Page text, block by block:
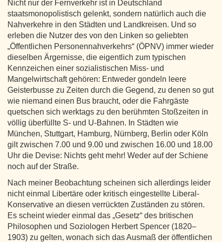
Nicht nur der Fernverkehr ist in Deutschland
staatsmonopolistisch gelenkt, sondern natürlich auch die
Nahverkehre in den Städten und Landkreisen. Und so
erleben die Nutzer des von den Linken so geliebten
„Öffentlichen Personennahverkehrs“ (ÖPNV) immer wieder
dieselben Ärgernisse, die eigentlich zum typischen
Kennzeichen einer sozialistischen Miss- und
Mangelwirtschaft gehören: Entweder gondeln leere
Geisterbusse zu Zeiten durch die Gegend, zu denen so gut
wie niemand einen Bus braucht, oder die Fahrgäste
quetschen sich werktags zu den berühmten Stoßzeiten in
völlig überfüllte S- und U-Bahnen. In Städten wie
München, Stuttgart, Hamburg, Nürnberg, Berlin oder Köln
gilt zwischen 7.00 und 9.00 und zwischen 16.00 und 18.00
Uhr die Devise: Nichts geht mehr! Weder auf der Schiene
noch auf der Straße.
Nach meiner Beobachtung scheinen sich allerdings leider
nicht einmal Libertäre oder kritisch eingestellte Liberal-
Konservative an diesen verrückten Zuständen zu stören.
Es scheint wieder einmal das „Gesetz“ des britischen
Philosophen und Soziologen Herbert Spencer (1820–
1903) zu gelten, wonach sich das Ausmaß der öffentlichen